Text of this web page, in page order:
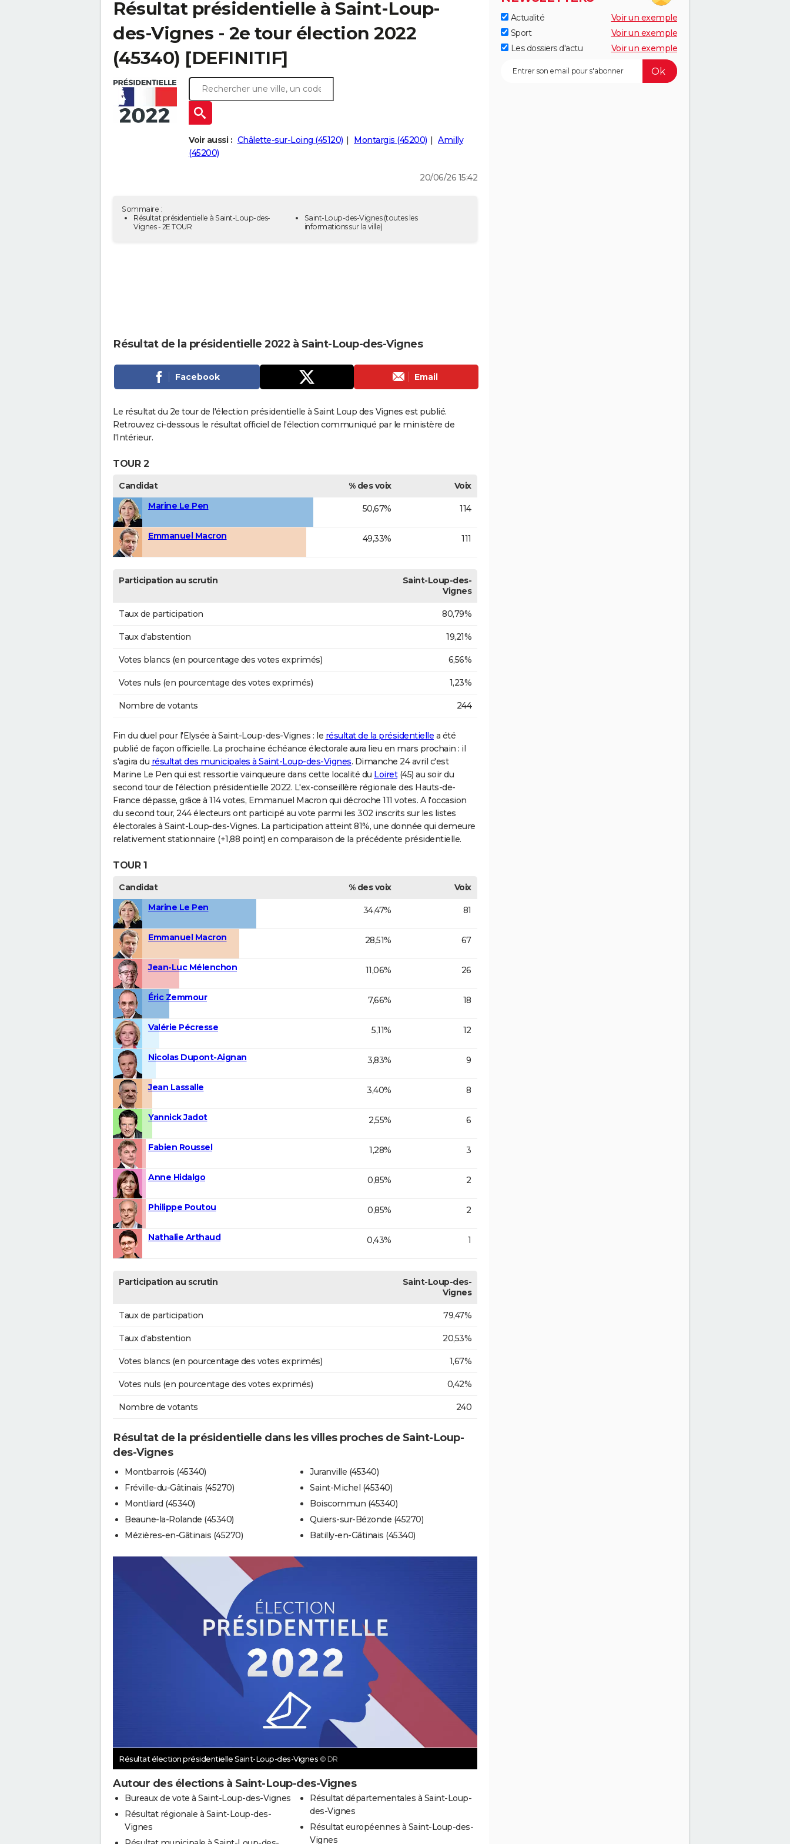
Résultat présidentielle à Saint-Loup-
des-Vignes - 2e tour élection 2022
(45340) [DEFINITIF]
Voir aussi : Châlette-sur-Loing (45120) Montargis (45200)
Amilly
(45200)
20/06/26 15:42
Sommaire :
Résultat présidentielle à Saint-Loup-des-
Vignes - 2E TOUR
Saint-Loup-des-Vignes(toutes les
informations sur la ville)
Résultat de la présidentielle 2022 à Saint-Loup-des-Vignes
Facebook Email
Le résultat du 2e tour de l'élection présidentielle à Saint Loup des Vignes est publié.
Retrouvez ci-dessous le résultat officiel de l'élection communiqué par le ministère de
l'Intérieur.
TOUR 2
Candidat % des voix
Voix
Marine Le Pen
50,67% 114
Emmanuel Macron 49,33% 111
Participation au scrutin
Saint-Loup-des-
Vignes
Taux de participation 80,79%
Taux d'abstention 19,21%
Votes blancs (en pourcentage des votes exprimés) 6,56%
Votes nuls (en pourcentage des votes exprimés) 1,23%
Nombre de votants 244
Fin du duel pour l'Elysée à Saint-Loup-des-Vignes : le résultat de la présidentielle a été
publié de façon officielle. La prochaine échéance électorale aura lieu en mars prochain : il
s'agira du résultat des municipales à Saint-Loup-des-Vignes. Dimanche 24 avril c'est
Marine Le Pen qui est ressortie vainqueure dans cette localité du Loiret(45) au soir du
second tour de l'élection présidentielle 2022. L'ex-conseillère régionale des Hauts-de-
France dépasse, grâce à 114 votes, Emmanuel Macron qui décroche 111 votes. A l'occasion
du second tour, 244 électeurs ont participé au vote parmi les 302 inscrits sur les listes
électorales à Saint-Loup-des-Vignes. La participation atteint 81%, une donnée qui demeure
relativement stationnaire (+1,88 point) en comparaison de la précédente présidentielle.
TOUR 1
Candidat % des voix
Voix
Marine Le Pen
34,47% 81
Emmanuel Macron 28,51% 67
Jean-Luc Mélenchon 11,06% 26
Éric Zemmour 7,66% 18
Valérie Pécresse 5,11% 12
Nicolas Dupont-Aignan 3,83% 9
Jean Lassalle 3,40% 8
Yannick Jadot 2,55% 6
Fabien Roussel 1,28% 3
Anne Hidalgo 0,85% 2
Philippe Poutou 0,85% 2
Nathalie Arthaud 0,43% 1
Participation au scrutin
Saint-Loup-des-
Vignes
Taux de participation 79,47%
Taux d'abstention 20,53%
Votes blancs (en pourcentage des votes exprimés) 1,67%
Votes nuls (en pourcentage des votes exprimés) 0,42%
Nombre de votants 240
Résultat de la présidentielle dans les villes proches de Saint-Loup-
des-Vignes
Montbarrois (45340)
Fréville-du-Gâtinais (45270)
Montliard (45340)
Beaune-la-Rolande (45340)
Mézières-en-Gâtinais (45270)
Juranville (45340)
Saint-Michel (45340)
Boiscommun (45340)
Quiers-sur-Bézonde (45270)
Batilly-en-Gâtinais (45340)
Résultat élection présidentielle Saint-Loup-des-Vignes © DR
Autour des élections à Saint-Loup-des-Vignes
Bureaux de vote à Saint-Loup-des-Vignes
Résultat régionale à Saint-Loup-des-
Vignes
Résultat départementales à Saint-Loup-
des-Vignes
Résultat européennes à Saint-Loup-des-
Vignes
Actualité
Voir un exemple
Sport
Voir un exemple
Les dossiers d'actu
Voir un exemple